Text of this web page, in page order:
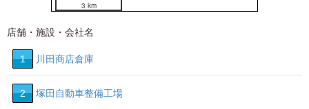
3 km
店舗・施設・会社名
1 川田商店倉庫
2 塚田自動車整備工場